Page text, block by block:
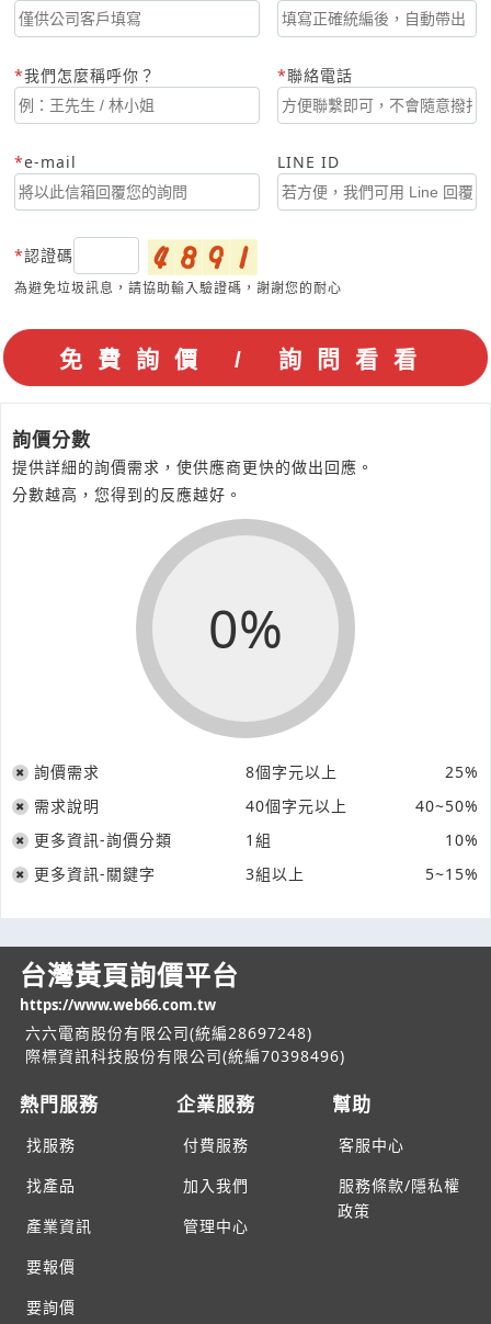
我們怎麼稱呼你？ 聯絡電話
e-mail LINE ID
認證碼
為避免垃圾訊息，請協助輸入驗證碼，謝謝您的耐心
詢價分數
提供詳細的詢價需求，使供應商更快的做出回應。
分數越高，您得到的反應越好。
0%
詢價需求 8個字元以上
25%
需求說明
40個字元以上
40~50%
更多資訊-詢價分類
1組
10%
更多資訊-關鍵字
3組以上 5~15%
台灣黃頁詢價平台
https://www.web66.com.tw
六六電商股份有限公司(統編28697248)
際標資訊科技股份有限公司(統編70398496)
熱門服務
找服務
找產品
產業資訊
要報價
要詢價
企業服務
付費服務
加入我們
管理中心
幫助
客服中心
服務條款/隱私權
政策